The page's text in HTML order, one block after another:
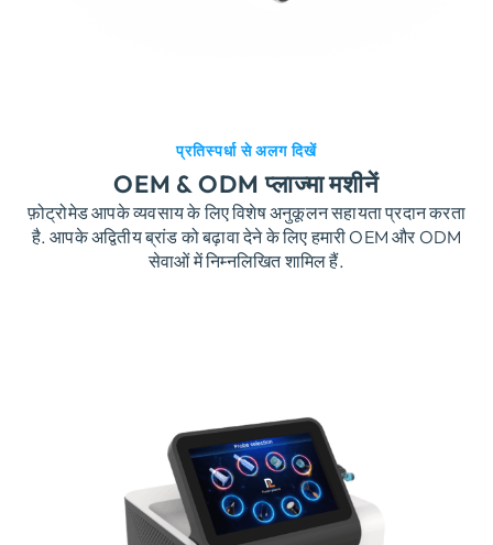
प्रतिस्पर्धा से अलग दिखें
OEM & ODM प्लाज्मा मशीनें
फ़ोट्रोमेड आपके व्यवसाय के लिए विशेष अनुकूलन सहायता प्रदान करता
है. आपके अद्वितीय ब्रांड को बढ़ावा देने के लिए हमारी OEM और ODM
सेवाओं में निम्नलिखित शामिल हैं.